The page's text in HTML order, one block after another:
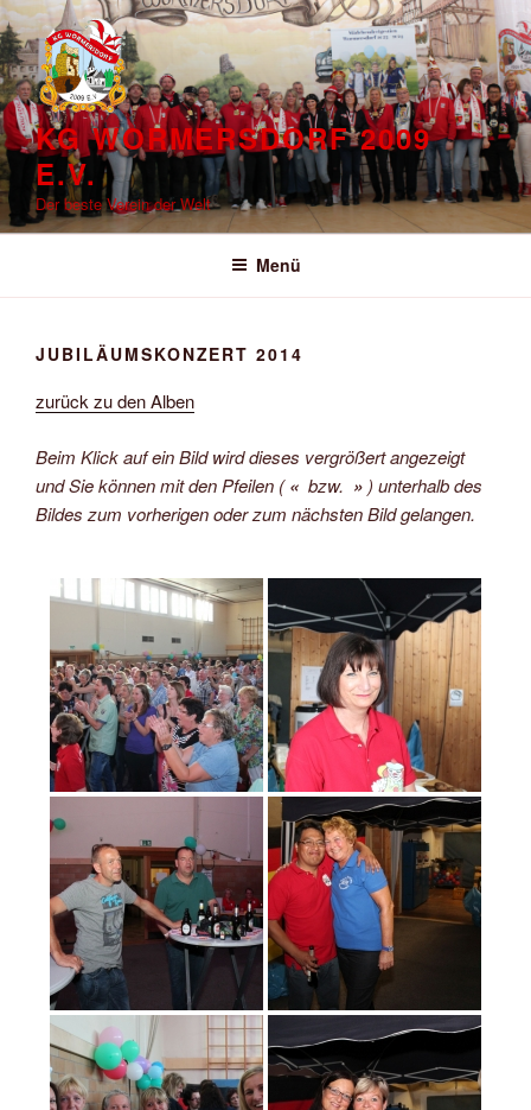
Zum
Inhalt
springen
KG WORMERSDORF 2009
E.V.
Der beste Verein der Welt
Menü
JUBILÄUMSKONZERT 2014
zurück zu den Alben
Beim Klick auf ein Bild wird dieses vergrößert angezeigt
und Sie können mit den Pfeilen (« bzw. » ) unterhalb des
Bildes zum vorherigen oder zum nächsten Bild gelangen.